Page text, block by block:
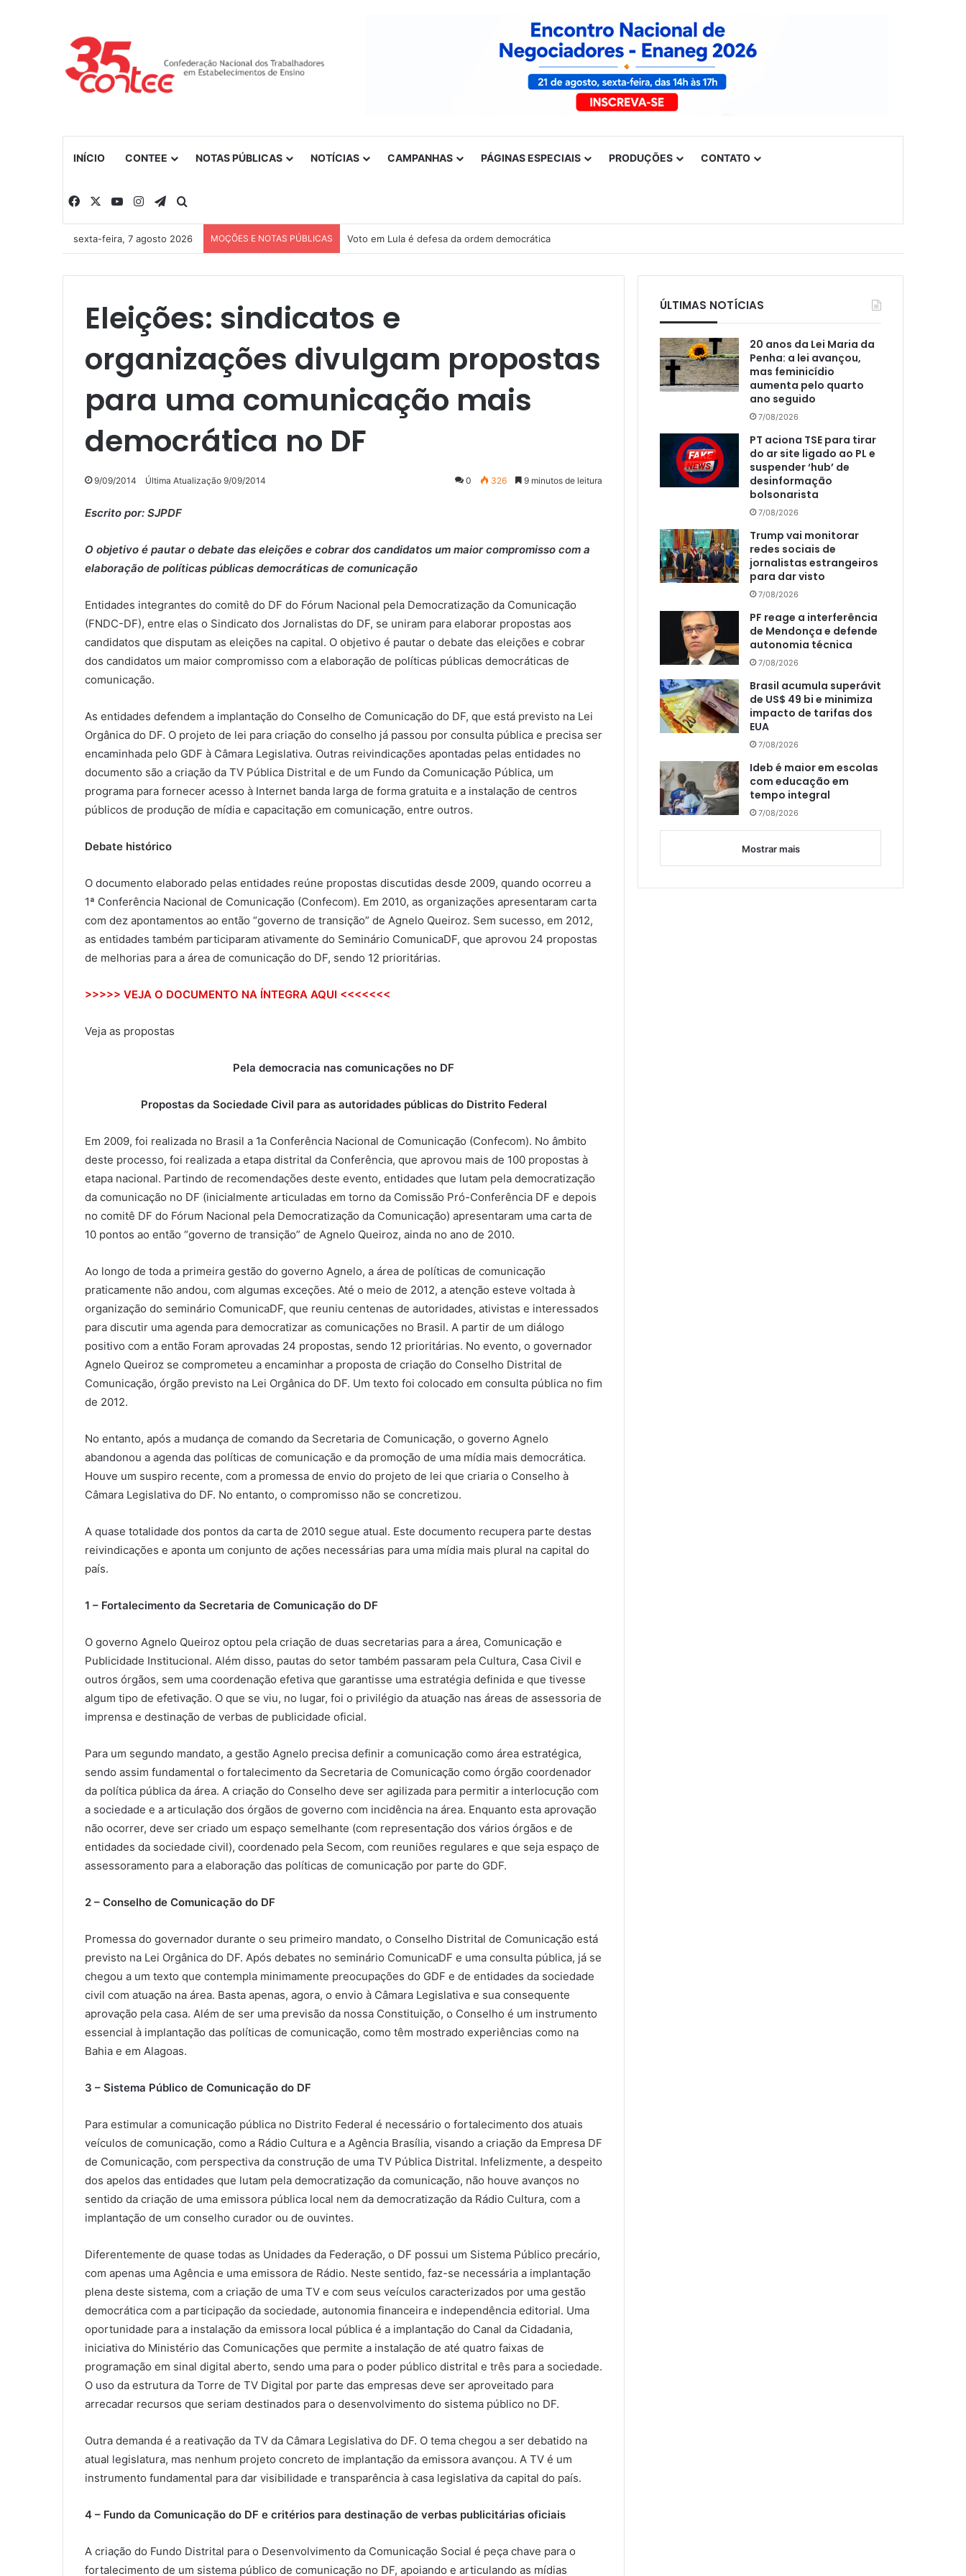
INÍCIO CONTEE NOTAS PÚBLICAS NOTÍCIAS CAMPANHAS PÁGINAS ESPECIAIS PRODUÇÕES CONTATO
Facebook YouTubeInstagramTelegram
sexta-feira, 7 agosto 2026 MOÇÕES E NOTAS PÚBLICAS Voto em Lula é defesa da ordem democrática
Eleições: sindicatos e
organizações divulgam propostas
para uma comunicação mais
democrática no DF
9/09/2014 Última Atualização 9/09/2014 0 326 9 minutos de leitura
Escrito por: SJPDF
O objetivo é pautar o debate das eleições e cobrar dos candidatos um maior compromisso com a
elaboração de políticas públicas democráticas de comunicação
Entidades integrantes do comitê do DF do Fórum Nacional pela Democratização da Comunicação
(FNDC-DF), entre elas o Sindicato dos Jornalistas do DF, se uniram para elaborar propostas aos
candidatos que disputam as eleições na capital. O objetivo é pautar o debate das eleições e cobrar
dos candidatos um maior compromisso com a elaboração de políticas públicas democráticas de
comunicação.
As entidades defendem a implantação do Conselho de Comunicação do DF, que está previsto na Lei
Orgânica do DF. O projeto de lei para criação do conselho já passou por consulta pública e precisa ser
encaminhada pelo GDF à Câmara Legislativa. Outras reivindicações apontadas pelas entidades no
documento são a criação da TV Pública Distrital e de um Fundo da Comunicação Pública, um
programa para fornecer acesso à Internet banda larga de forma gratuita e a instalação de centros
públicos de produção de mídia e capacitação em comunicação, entre outros.
Debate histórico
O documento elaborado pelas entidades reúne propostas discutidas desde 2009, quando ocorreu a
1ª Conferência Nacional de Comunicação (Confecom). Em 2010, as organizações apresentaram carta
com dez apontamentos ao então “governo de transição” de Agnelo Queiroz. Sem sucesso, em 2012,
as entidades também participaram ativamente do Seminário ComunicaDF, que aprovou 24 propostas
de melhorias para a área de comunicação do DF, sendo 12 prioritárias.
>>>>> VEJA O DOCUMENTO NA ÍNTEGRA AQUI <<<<<<<
Veja as propostas
Pela democracia nas comunicações no DF
Propostas da Sociedade Civil para as autoridades públicas do Distrito Federal
Em 2009, foi realizada no Brasil a 1a Conferência Nacional de Comunicação (Confecom). No âmbito
deste processo, foi realizada a etapa distrital da Conferência, que aprovou mais de 100 propostas à
etapa nacional. Partindo de recomendações deste evento, entidades que lutam pela democratização
da comunicação no DF (inicialmente articuladas em torno da Comissão Pró-Conferência DF e depois
no comitê DF do Fórum Nacional pela Democratização da Comunicação) apresentaram uma carta de
10 pontos ao então “governo de transição” de Agnelo Queiroz, ainda no ano de 2010.
Ao longo de toda a primeira gestão do governo Agnelo, a área de políticas de comunicação
praticamente não andou, com algumas exceções. Até o meio de 2012, a atenção esteve voltada à
organização do seminário ComunicaDF, que reuniu centenas de autoridades, ativistas e interessados
para discutir uma agenda para democratizar as comunicações no Brasil. A partir de um diálogo
positivo com a então Foram aprovadas 24 propostas, sendo 12 prioritárias. No evento, o governador
Agnelo Queiroz se comprometeu a encaminhar a proposta de criação do Conselho Distrital de
Comunicação, órgão previsto na Lei Orgânica do DF. Um texto foi colocado em consulta pública no fim
de 2012.
No entanto, após a mudança de comando da Secretaria de Comunicação, o governo Agnelo
abandonou a agenda das políticas de comunicação e da promoção de uma mídia mais democrática.
Houve um suspiro recente, com a promessa de envio do projeto de lei que criaria o Conselho à
Câmara Legislativa do DF. No entanto, o compromisso não se concretizou.
A quase totalidade dos pontos da carta de 2010 segue atual. Este documento recupera parte destas
reivindicações e aponta um conjunto de ações necessárias para uma mídia mais plural na capital do
país.
1 – Fortalecimento da Secretaria de Comunicação do DF
O governo Agnelo Queiroz optou pela criação de duas secretarias para a área, Comunicação e
Publicidade Institucional. Além disso, pautas do setor também passaram pela Cultura, Casa Civil e
outros órgãos, sem uma coordenação efetiva que garantisse uma estratégia definida e que tivesse
algum tipo de efetivação. O que se viu, no lugar, foi o privilégio da atuação nas áreas de assessoria de
imprensa e destinação de verbas de publicidade oficial.
Para um segundo mandato, a gestão Agnelo precisa definir a comunicação como área estratégica,
sendo assim fundamental o fortalecimento da Secretaria de Comunicação como órgão coordenador
da política pública da área. A criação do Conselho deve ser agilizada para permitir a interlocução com
a sociedade e a articulação dos órgãos de governo com incidência na área. Enquanto esta aprovação
não ocorrer, deve ser criado um espaço semelhante (com representação dos vários órgãos e de
entidades da sociedade civil), coordenado pela Secom, com reuniões regulares e que seja espaço de
assessoramento para a elaboração das políticas de comunicação por parte do GDF.
2 – Conselho de Comunicação do DF
Promessa do governador durante o seu primeiro mandato, o Conselho Distrital de Comunicação está
previsto na Lei Orgânica do DF. Após debates no seminário ComunicaDF e uma consulta pública, já se
chegou a um texto que contempla minimamente preocupações do GDF e de entidades da sociedade
civil com atuação na área. Basta apenas, agora, o envio à Câmara Legislativa e sua consequente
aprovação pela casa. Além de ser uma previsão da nossa Constituição, o Conselho é um instrumento
essencial à implantação das políticas de comunicação, como têm mostrado experiências como na
Bahia e em Alagoas.
3 – Sistema Público de Comunicação do DF
Para estimular a comunicação pública no Distrito Federal é necessário o fortalecimento dos atuais
veículos de comunicação, como a Rádio Cultura e a Agência Brasília, visando a criação da Empresa DF
de Comunicação, com perspectiva da construção de uma TV Pública Distrital. Infelizmente, a despeito
dos apelos das entidades que lutam pela democratização da comunicação, não houve avanços no
sentido da criação de uma emissora pública local nem da democratização da Rádio Cultura, com a
implantação de um conselho curador ou de ouvintes.
Diferentemente de quase todas as Unidades da Federação, o DF possui um Sistema Público precário,
com apenas uma Agência e uma emissora de Rádio. Neste sentido, faz-se necessária a implantação
plena deste sistema, com a criação de uma TV e com seus veículos caracterizados por uma gestão
democrática com a participação da sociedade, autonomia financeira e independência editorial. Uma
oportunidade para a instalação da emissora local pública é a implantação do Canal da Cidadania,
iniciativa do Ministério das Comunicações que permite a instalação de até quatro faixas de
programação em sinal digital aberto, sendo uma para o poder público distrital e três para a sociedade.
O uso da estrutura da Torre de TV Digital por parte das empresas deve ser aproveitado para
arrecadar recursos que seriam destinados para o desenvolvimento do sistema público no DF.
Outra demanda é a reativação da TV da Câmara Legislativa do DF. O tema chegou a ser debatido na
atual legislatura, mas nenhum projeto concreto de implantação da emissora avançou. A TV é um
instrumento fundamental para dar visibilidade e transparência à casa legislativa da capital do país.
4 – Fundo da Comunicação do DF e critérios para destinação de verbas publicitárias oficiais
A criação do Fundo Distrital para o Desenvolvimento da Comunicação Social é peça chave para o
fortalecimento de um sistema público de comunicação no DF, apoiando e articulando as mídias
ÚLTIMAS NOTÍCIAS
20 anos da Lei Maria da
Penha: a lei avançou,
mas feminicídio
aumenta pelo quarto
ano seguido
7/08/2026
PT aciona TSE para tirar
do ar site ligado ao PL e
suspender ‘hub’ de
desinformação
bolsonarista
7/08/2026
Trump vai monitorar
redes sociais de
jornalistas estrangeiros
para dar visto
7/08/2026
PF reage a interferência
de Mendonça e defende
autonomia técnica
7/08/2026
Brasil acumula superávit
de US$ 49 bi e minimiza
impacto de tarifas dos
EUA
7/08/2026
Ideb é maior em escolas
com educação em
tempo integral
7/08/2026
Mostrar mais